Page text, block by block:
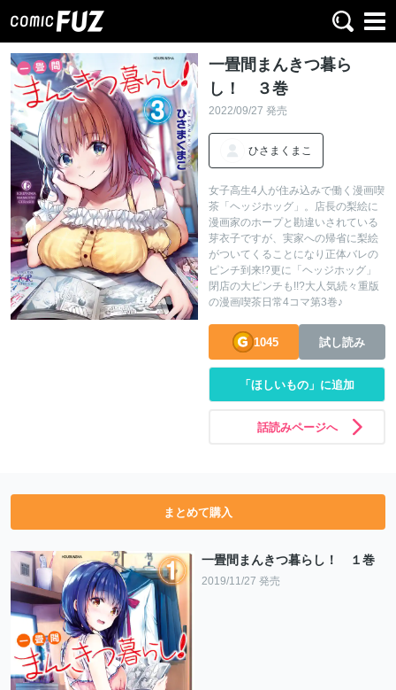
一畳間まんきつ暮ら
し！ ３巻
2022/09/27 発売
ひさまくまこ
女子高生4人が住み込みで働く漫画喫
茶「ヘッジホッグ」。店長の梨絵に
漫画家のホープと勘違いされている
芽衣子ですが、実家への帰省に梨絵
がついてくることになり正体バレの
ピンチ到来!?更に「ヘッジホッグ」
閉店の大ピンチも!!?大人気続々重版
の漫画喫茶日常4コマ第3巻♪
1045 試し読み
「ほしいもの」に追加
話読みページへ
まとめて購入
一畳間まんきつ暮らし！ １巻
2019/11/27 発売